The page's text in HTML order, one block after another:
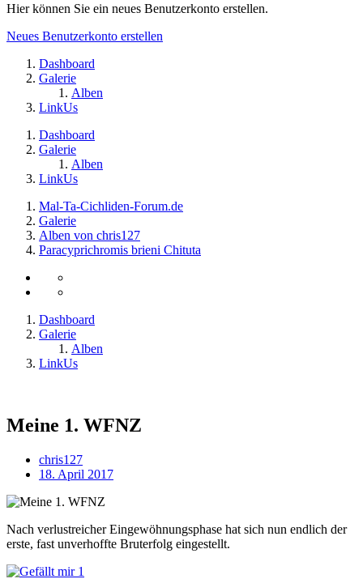
Hier können Sie ein neues Benutzerkonto erstellen.
Neues Benutzerkonto erstellen
Dashboard
Galerie
Alben
LinkUs
Dashboard
Galerie
Alben
LinkUs
Mal-Ta-Cichliden-Forum.de
Galerie
Alben von chris127
Paracyprichromis brieni Chituta
Dashboard
Galerie
Alben
LinkUs
Meine 1. WFNZ
chris127
18. April 2017
Nach verlustreicher Eingewöhnungsphase hat sich nun endlich der
erste, fast unverhoffte Bruterfolg eingestellt.
1